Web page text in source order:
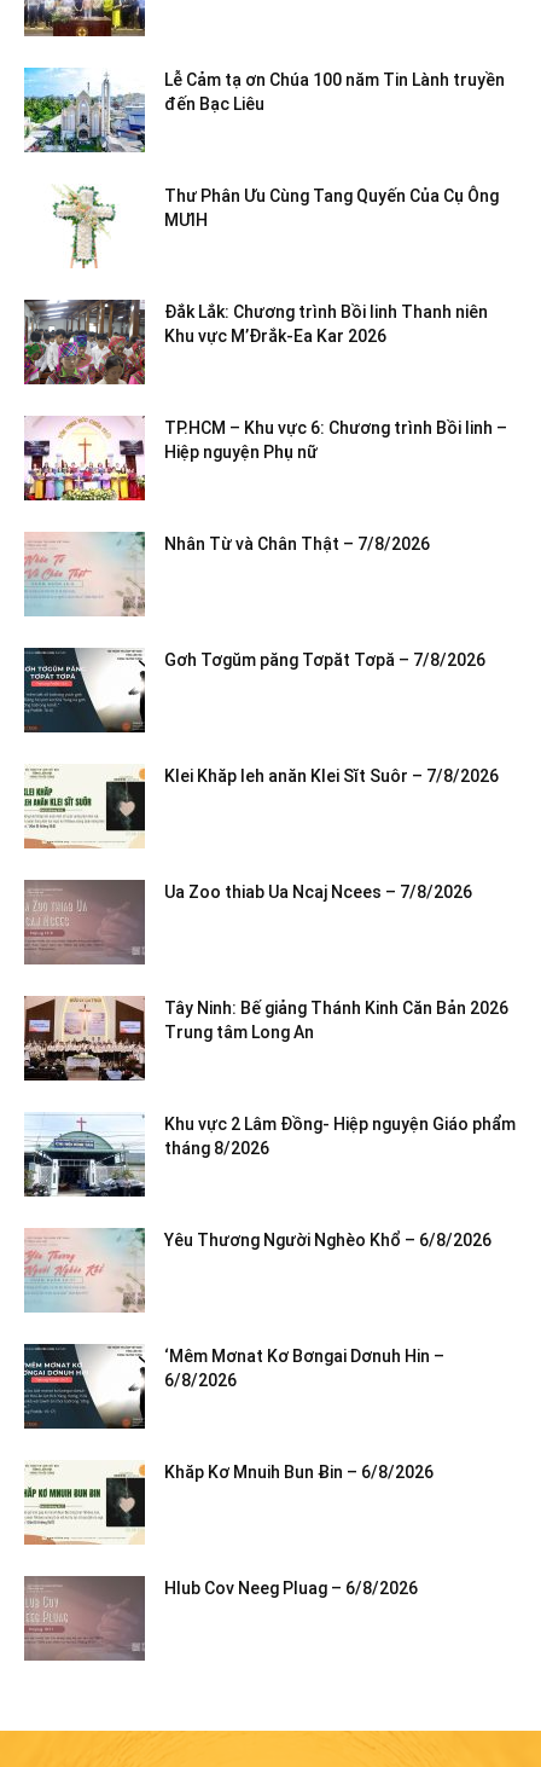
Lễ Cảm tạ ơn Chúa 100 năm Tin Lành truyền
đến Bạc Liêu
Thư Phân Ưu Cùng Tang Quyến Của Cụ Ông
MƯIH
Đắk Lắk: Chương trình Bồi linh Thanh niên
Khu vực M’Đrắk-Ea Kar 2026
TP.HCM – Khu vực 6: Chương trình Bồi linh –
Hiệp nguyện Phụ nữ
Nhân Từ và Chân Thật – 7/8/2026
Gơh Tơgŭm păng Tơpăt Tơpă – 7/8/2026
Klei Khăp leh anăn Klei Sĭt Suôr – 7/8/2026
Ua Zoo thiab Ua Ncaj Ncees – 7/8/2026
Tây Ninh: Bế giảng Thánh Kinh Căn Bản 2026
Trung tâm Long An
Khu vực 2 Lâm Đồng- Hiệp nguyện Giáo phẩm
tháng 8/2026
Yêu Thương Người Nghèo Khổ – 6/8/2026
‘Mêm Mơnat Kơ Bơngai Dơnuh Hin –
6/8/2026
Khăp Kơ Mnuih Bun Ƀin – 6/8/2026
Hlub Cov Neeg Pluag – 6/8/2026